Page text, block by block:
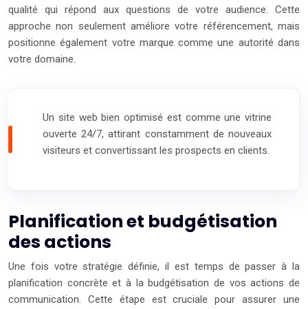
qualité qui répond aux questions de votre audience. Cette
approche non seulement améliore votre référencement, mais
positionne également votre marque comme une autorité dans
votre domaine.
Un site web bien optimisé est comme une vitrine
ouverte 24/7, attirant constamment de nouveaux
visiteurs et convertissant les prospects en clients.
Planification et budgétisation
des actions
Une fois votre stratégie définie, il est temps de passer à la
planification concrète et à la budgétisation de vos actions de
communication. Cette étape est cruciale pour assurer une